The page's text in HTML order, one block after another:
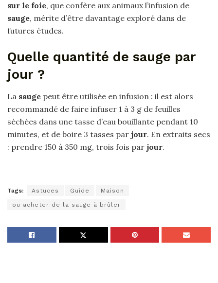
sur le foie, que confère aux animaux l’infusion de
sauge, mérite d’être davantage exploré dans de
futures études.
Quelle quantité de sauge par
jour ?
La sauge peut être utilisée en infusion : il est alors
recommandé de faire infuser 1 à 3 g de feuilles
séchées dans une tasse d’eau bouillante pendant 10
minutes, et de boire 3 tasses par jour. En extraits secs
: prendre 150 à 350 mg, trois fois par jour.
Tags: Astuces Guide Maison
ou acheter de la sauge à brûler